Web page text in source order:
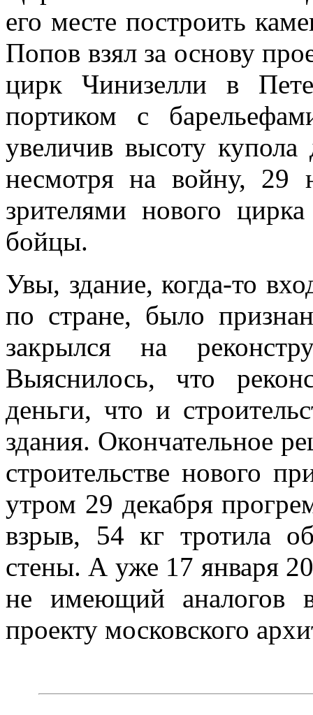
его месте построить
Попов взял за основу
цирк Чинизелли в
портиком с
увеличив высоту
несмотря на войну, 29
зрителями нового
бойцы.
Увы, здание, когда-то
по стране, было
закрылся на
Выяснилось, что
деньги, что и
здания. Окончательное
строительстве нового
утром 29 декабря
взрыв, 54 кг тротила
стены. А уже 17 января
не имеющий аналогов
проекту московского